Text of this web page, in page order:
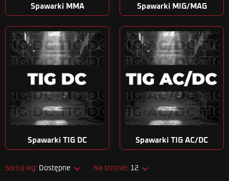
Spawarki MMA Spawarki MIG/MAG
Spawarki TIG DC Spawarki TIG AC/DC
Sortuj wg: Dostępne  Na stronie: 12 